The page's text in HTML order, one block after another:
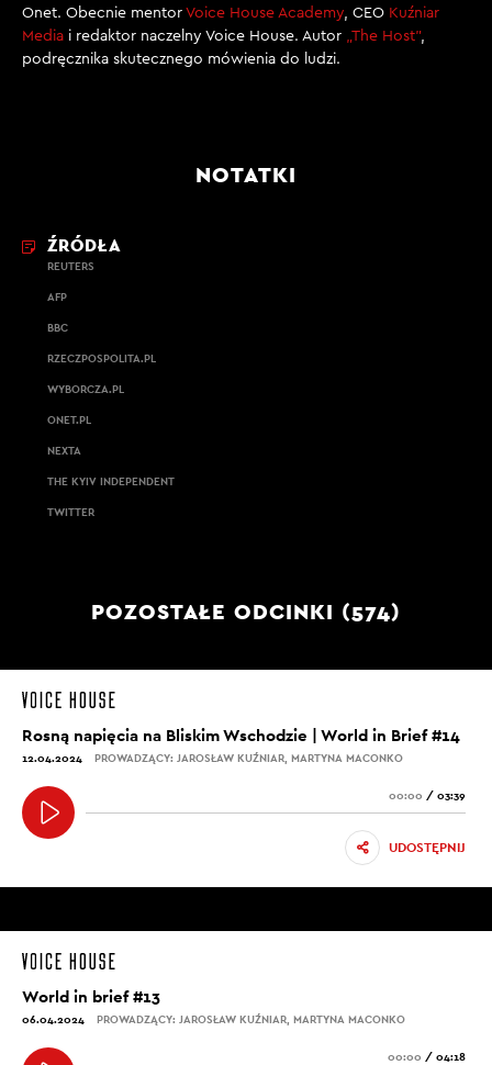
Onet. Obecnie mentor Voice House Academy, CEO Kuźniar
Media i redaktor naczelny Voice House. Autor „The Host”,
podręcznika skutecznego mówienia do ludzi.
NOTATKI
ŹRÓDŁA
REUTERS
AFP
BBC
RZECZPOSPOLITA.PL
WYBORCZA.PL
ONET.PL
NEXTA
THE KYIV INDEPENDENT
TWITTER
POZOSTAŁE ODCINKI (574)
Rosną napięcia na Bliskim Wschodzie | World in Brief #14
12.04.2024 PROWADZĄCY: JAROSŁAW KUŹNIAR, MARTYNA MACONKO
00:00 / 03:39
UDOSTĘPNIJ
World in brief #13
06.04.2024 PROWADZĄCY: JAROSŁAW KUŹNIAR, MARTYNA MACONKO
00:00 / 04:18